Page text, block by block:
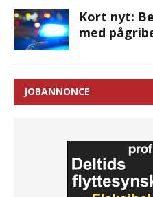
Kort nyt:
med
JOBANNONCE